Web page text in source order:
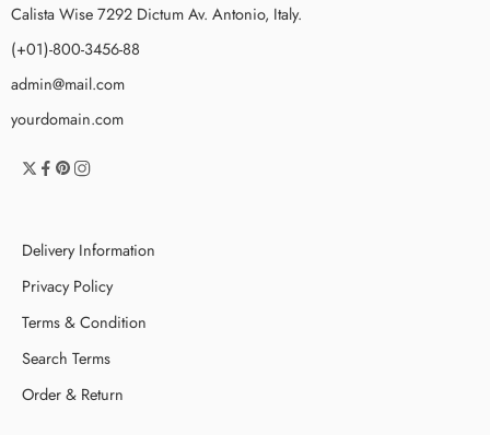
Calista Wise 7292 Dictum Av. Antonio, Italy.
(+01)-800-3456-88
admin@mail.com
yourdomain.com
Delivery Information
Privacy Policy
Terms & Condition
Search Terms
Order & Return